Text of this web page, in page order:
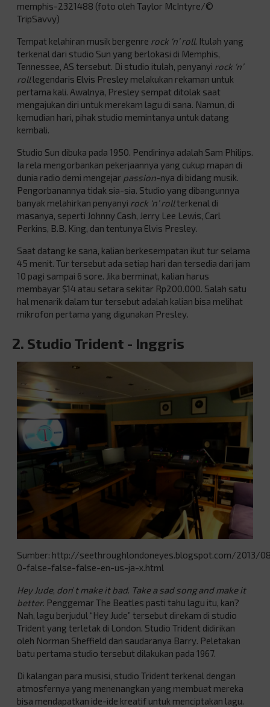
memphis-2321488 (foto oleh Taylor McIntyre/©
TripSavvy)
Tempat kelahiran musik bergenre rock ‘n’ roll. Itulah yang
terkenal dari studio Sun yang berlokasi di Memphis,
Tennessee, AS tersebut. Di studio itulah, penyanyi rock ‘n’
rolllegendaris Elvis Presley melakukan rekaman untuk
pertama kali. Awalnya, Presley sempat ditolak saat
mengajukan diri untuk merekam lagu di sana. Namun, di
kemudian hari, pihak studio memintanya untuk datang
kembali.
Studio Sun dibuka pada 1950. Pendirinya adalah Sam Philips.
Ia rela mengorbankan pekerjaannya yang cukup mapan di
dunia radio demi mengejar passion-nya di bidang musik.
Pengorbanannya tidak sia-sia. Studio yang dibangunnya
banyak melahirkan penyanyi rock ‘n’ rollterkenal di
masanya, seperti Johnny Cash, Jerry Lee Lewis, Carl
Perkins, B.B. King, dan tentunya Elvis Presley.
Saat datang ke sana, kalian berkesempatan ikut tur selama
45 menit. Tur tersebut ada setiap hari dan tersedia dari jam
10 pagi sampai 6 sore. Jika berminat, kalian harus
membayar $14 atau setara sekitar Rp200.000. Salah satu
hal menarik dalam tur tersebut adalah kalian bisa melihat
mikrofon pertama yang digunakan Presley.
2. Studio Trident - Inggris
Sumber: http://seethroughlondoneyes.blogspot.com/2013/
0-false-false-false-en-us-ja-x.html
Hey Jude, don’t make it bad. Take a sad song and make it
better. Penggemar The Beatles pasti tahu lagu itu, kan?
Nah, lagu berjudul “Hey Jude” tersebut direkam di studio
Trident yang terletak di London. Studio Trident didirikan
oleh Norman Sheffield dan saudaranya Barry. Peletakan
batu pertama studio tersebut dilakukan pada 1967.
Di kalangan para musisi, studio Trident terkenal dengan
atmosfernya yang menenangkan yang membuat mereka
bisa mendapatkan ide-ide kreatif untuk menciptakan lagu.